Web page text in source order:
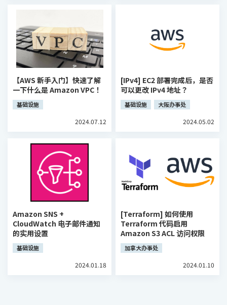
【AWS 新手入门】快速了解
一下什么是 Amazon VPC！
基础设施
2024.07.12
[IPv4] EC2 部署完成后，是否
可以更改 IPv4 地址？
基础设施 大阪办事处
2024.05.02
Amazon SNS +
CloudWatch 电子邮件通知
的实用设置
基础设施
2024.01.18
[Terraform] 如何使用
Terraform 代码启用
Amazon S3 ACL 访问权限
加拿大办事处
2024.01.10